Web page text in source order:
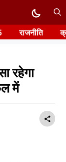
राजनीति
रहेगा
में